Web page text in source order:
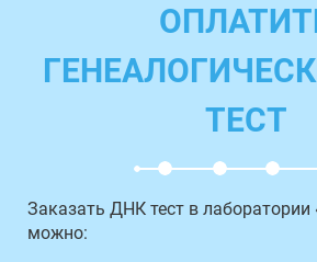
ТЕСТ
Заказать ДНК тест в лаборатории
можно: